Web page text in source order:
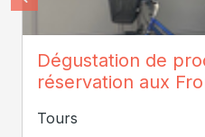
Dégustation de
réservation aux
Tours